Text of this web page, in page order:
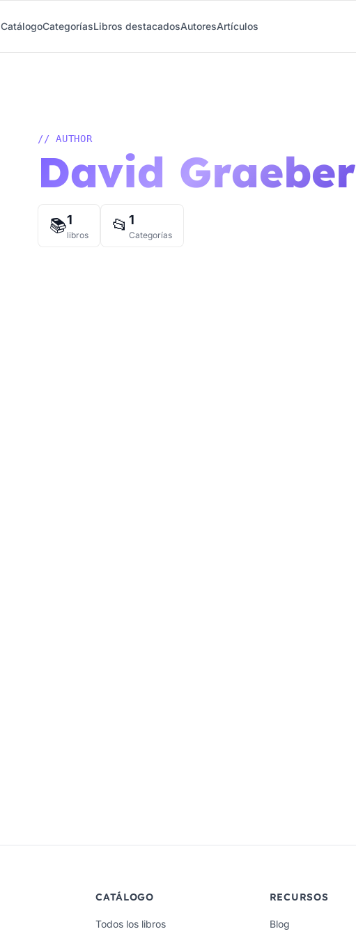
CatálogoCategoríasLibros destacadosAutoresArtículos
// AUTHOR
David Graeber
📚1
libros 📂 1
Categorías
CATÁLOGO
Todos los libros
RECURSOS
Blog